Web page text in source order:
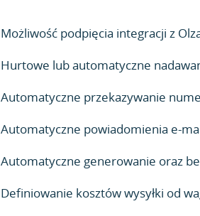
Możliwość podpięcia integracji z
Hurtowe lub automatyczne
Automatyczne przekazywanie
Automatyczne powiadomienia e-
Automatyczne generowanie oraz
Definiowanie kosztów wysyłki od